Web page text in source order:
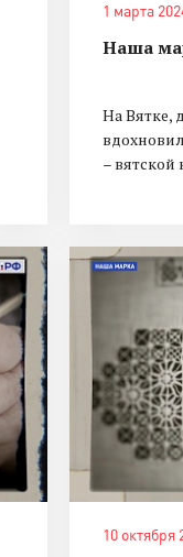
1 марта
Наша
На Вятке,
– вятской
10 октября